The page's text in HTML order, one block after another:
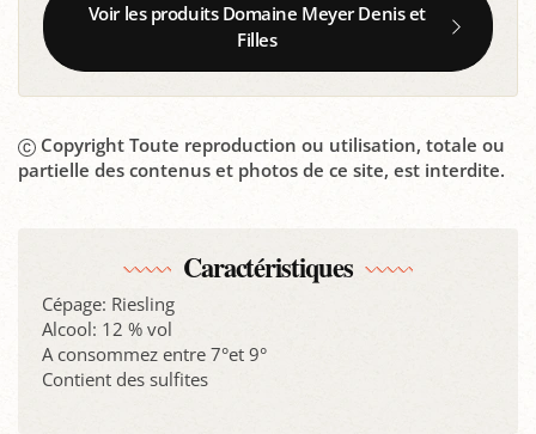
Voir les produits Domaine Meyer Denis et
Filles
Copyright Toute reproduction ou utilisation, totale ou
partielle des contenus et photos de ce site, est interdite.
Caractéristiques
Cépage: Riesling
Alcool: 12 % vol
A consommez entre 7°et 9°
Contient des sulfites